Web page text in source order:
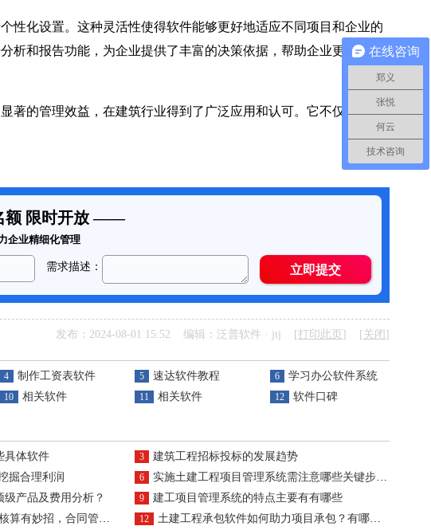
化设置。这种灵活性使得软件能够更好地适应不同项目和企业的
析和报告功能，为企业提供了丰富的决策依据，帮助企业更好地了
的管理效益，在建筑行业得到了广泛应用和认可。它不仅提高了
发布：2024-08-01 15:52 编辑：泛普软件 · jtj [打印此页 ] [关闭 ]
4 制作工资表软件 5 速达软件教程 6 学习办公软件系统
10 相关软件 11 相关软件 12 软件口碑
具体软件 3 建筑工程招标投标的发展趋势
掘合理利润 6 实施土建工程项目管理系统需注意哪些关键步骤？
产品及费用分析？ 9 建工项目管理系统的特点主要有有哪些
管理不烦恼，土建软件真靠谱 12 土建工程承包软件如何助力项目承包？有哪些自动化功能？
在线咨询
郑义
张悦
何云
技术咨询